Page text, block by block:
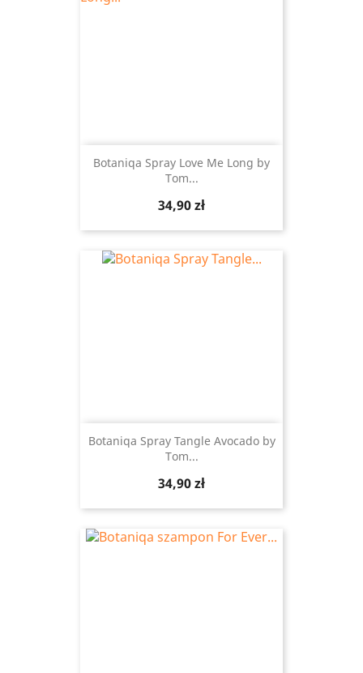
Botaniqa Spray Love Me Long by
Tom...
Cena
34,90 zł
Botaniqa Spray Tangle Avocado by
Tom...
Cena
34,90 zł